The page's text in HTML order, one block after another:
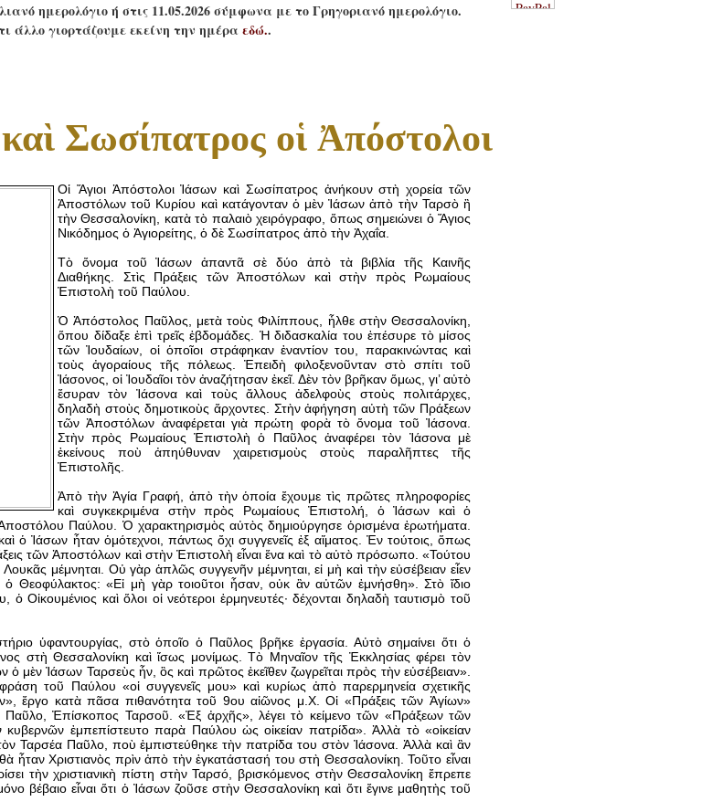
ημερολόγιο ή στις 11.05.2026 σύμφωνα με το Γρηγοριανό ημερολόγιο.
άλλο γιορτάζουμε εκείνη την ημέραεδώ..
Σωσίπατρος οἱ Ἀπόστολοι
Οἱ Ἅγιοι Ἀπόστολοι Ἰάσων καὶ Σωσίπατρος ἀνήκουν στὴ χορεία τῶν
Ἀποστόλων τοῦ Κυρίου καὶ κατάγονταν ὁ μὲν Ἰάσων ἀπὸ τὴν Ταρσὸ ἢ
τὴν Θεσσαλονίκη, κατὰ τὸ παλαιὸ χειρόγραφο, ὅπως σημειώνει ὁ Ἅγιος
Νικόδημος ὁ Ἁγιορείτης, ὁ δὲ Σωσίπατρος ἀπὸ τὴν Ἀχαΐα.
Τὸ ὄνομα τοῦ Ἰάσων ἀπαντᾶ σὲ δύο ἀπὸ τὰ βιβλία τῆς Καινῆς
Διαθήκης. Στὶς Πράξεις τῶν Ἀποστόλων καὶ στὴν πρὸς Ρωμαίους
Ἐπιστολὴ τοῦ Παύλου.
Ὁ Ἀπόστολος Παῦλος, μετὰ τοὺς Φιλίππους, ἦλθε στὴν Θεσσαλονίκη,
ὅπου δίδαξε ἐπὶ τρεῖς ἑβδομάδες. Ἡ διδασκαλία του ἐπέσυρε τὸ μίσος
τῶν Ἰουδαίων, οἱ ὁποῖοι στράφηκαν ἐναντίον του, παρακινώντας καὶ
τοὺς ἀγοραίους τῆς πόλεως. Ἐπειδὴ φιλοξενοῦνταν στὸ σπίτι τοῦ
Ἰάσονος, οἱ Ἰουδαῖοι τὸν ἀναζήτησαν ἐκεῖ. Δὲν τὸν βρῆκαν ὅμως, γι’ αὐτὸ
ἔσυραν τὸν Ἰάσονα καὶ τοὺς ἄλλους ἀδελφοὺς στοὺς πολιτάρχες,
δηλαδὴ στοὺς δημοτικοὺς ἄρχοντες. Στὴν ἀφήγηση αὐτὴ τῶν Πράξεων
τῶν Ἀποστόλων ἀναφέρεται γιὰ πρώτη φορὰ τὸ ὄνομα τοῦ Ἰάσονα.
Στὴν πρὸς Ρωμαίους Ἐπιστολὴ ὁ Παῦλος ἀναφέρει τὸν Ἰάσονα μὲ
ἐκείνους ποὺ ἀπηύθυναν χαιρετισμοὺς στοὺς παραλῆπτες τῆς
Ἐπιστολῆς.
Ἀπὸ τὴν Ἁγία Γραφή, ἀπὸ τὴν ὁποία ἔχουμε τὶς πρῶτες πληροφορίες
καὶ συγκεκριμένα στὴν πρὸς Ρωμαίους Ἐπιστολή, ὁ Ἰάσων καὶ ὁ
Παύλου. Ὁ χαρακτηρισμὸς αὐτὸς δημιούργησε ὁρισμένα ἐρωτήματα.
ὁ Ἰάσων ἦταν ὁμότεχνοι, πάντως ὄχι συγγενεῖς ἐξ αἵματος. Ἐν τούτοις, ὅπως
τῶν Ἀποστόλων καὶ στὴν Ἐπιστολὴ εἶναι ἕνα καὶ τὸ αὐτὸ πρόσωπο. «Τούτου
μέμνηται. Οὐ γὰρ ἁπλῶς συγγενῆν μέμνηται, εἰ μὴ καὶ τὴν εὐσέβειαν εἶεν
ὁ Θεοφύλακτος: «Εἰ μὴ γὰρ τοιοῦτοι ἦσαν, οὐκ ἂν αὐτῶν ἐμνήσθη». Στὸ ἴδιο
καὶ ὅλοι οἱ νεότεροι ἑρμηνευτές· δέχονται δηλαδὴ ταυτισμὸ τοῦ
ὑφαντουργίας, στὸ ὁποῖο ὁ Παῦλος βρῆκε ἐργασία. Αὐτὸ σημαίνει ὅτι ὁ
στὴ Θεσσαλονίκη καὶ ἴσως μονίμως. Τὸ Μηναῖον τῆς Ἐκκλησίας φέρει τὸν
Ἰάσων Ταρσεὺς ἦν, ὃς καὶ πρῶτος ἐκεῖθεν ζωγρεῖται πρὸς τὴν εὐσέβειαν».
τοῦ Παύλου «οἱ συγγενεῖς μου» καὶ κυρίως ἀπὸ παρερμηνεία σχετικῆς
ἔργο κατὰ πᾶσα πιθανότητα τοῦ 9ου αἰῶνος μ.Χ. Οἱ «Πράξεις τῶν Ἁγίων»
Ἐπίσκοπος Ταρσοῦ. «Ἐξ ἀρχῆς», λέγει τὸ κείμενο τῶν «Πράξεων τῶν
ἐμπεπίστευτο παρὰ Παύλου ὡς οἰκείαν πατρίδα». Ἀλλὰ τὸ «οἰκείαν
Ταρσέα Παῦλο, ποὺ ἐμπιστεύθηκε τὴν πατρίδα του στὸν Ἰάσονα. Ἀλλὰ καὶ ἂν
Χριστιανὸς πρὶν ἀπὸ τὴν ἐγκατάστασή του στὴ Θεσσαλονίκη. Τοῦτο εἶναι
τὴν χριστιανικὴ πίστη στὴν Ταρσό, βρισκόμενος στὴν Θεσσαλονίκη ἔπρεπε
βέβαιο εἶναι ὅτι ὁ Ἰάσων ζοῦσε στὴν Θεσσαλονίκη καὶ ὅτι ἔγινε μαθητὴς τοῦ